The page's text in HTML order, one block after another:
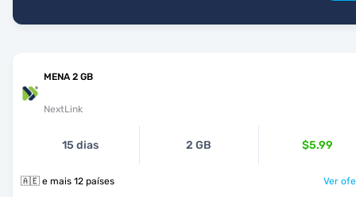
MENA 2 GB
NextLink
15 dias 2 GB $5.99
🇦🇪 e mais 12 países Ver